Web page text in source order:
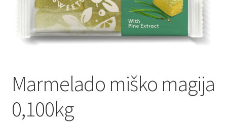
Konditoreja
Marmelado miško magija
0,100kg